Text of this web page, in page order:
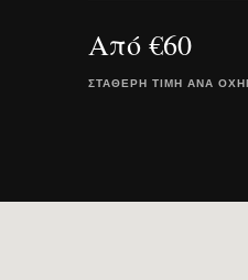
Από €60
ΣΤΑΘΕΡΉ ΤΙΜΉ ΑΝΆ